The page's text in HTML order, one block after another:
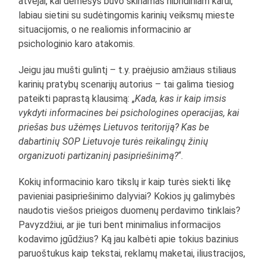
labiau sietini su sudėtingomis karinių veiksmų mieste
situacijomis, o ne realiomis informacinio ar
psichologinio karo atakomis.
Jeigu jau mušti gulintį – t.y. praėjusio amžiaus stiliaus
karinių pratybų scenarijų autorius – tai galima tiesiog
pateikti paprastą klausimą: „Kada, kas ir kaip imsis
vykdyti informacines bei psichologines operacijas, kai
priešas bus užėmęs Lietuvos teritoriją? Kas be
dabartinių SOP Lietuvoje turės reikalingų žinių
organizuoti partizaninį pasipriešinimą?“.
Kokių informacinio karo tikslų ir kaip turės siekti likę
pavieniai pasipriešinimo dalyviai? Kokios jų galimybės
naudotis viešos prieigos duomenų perdavimo tinklais?
Pavyzdžiui, ar jie turi bent minimalius informacijos
kodavimo įgūdžius? Ką jau kalbėti apie tokius bazinius
paruoštukus kaip tekstai, reklamų maketai, iliustracijos,